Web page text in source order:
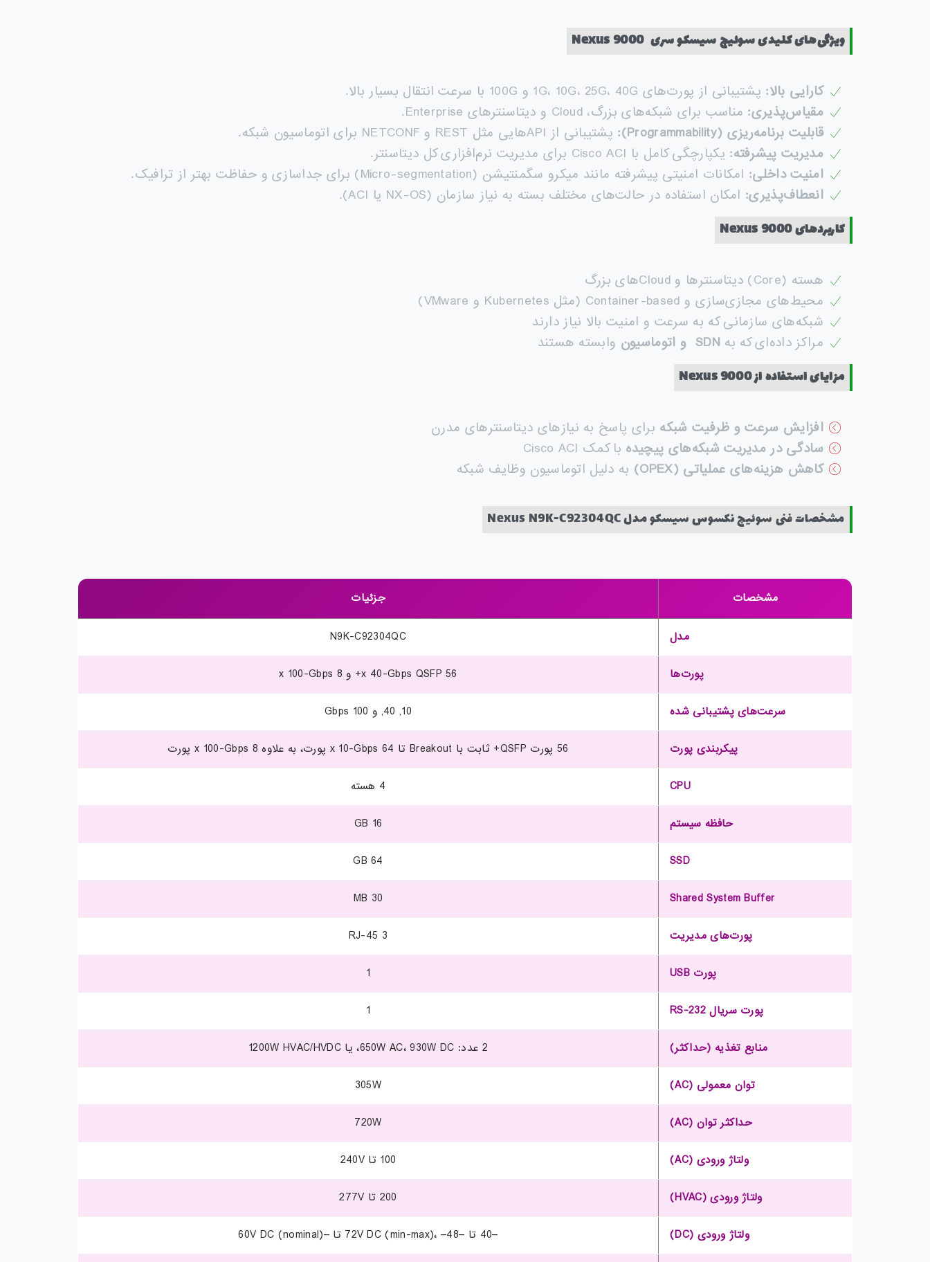
ویژگی‌های کلیدی سوئیچ سیسکو سری Nexus 9000
کارایی بالا: پشتیبانی از پورت‌های 1G، 10G، 25G، 40G و 100G با سرعت انتقال بسیار بالا.
مقیاس‌پذیری: مناسب برای شبکه‌های بزرگ، Cloud و دیتاسنترهای Enterprise.
قابلیت برنامه‌ریزی (Programmability):
پشتیبانی از APIهایی مثل REST و NETCONF برای اتوماسیون شبکه.
مدیریت پیشرفته: یکپارچگی کامل با Cisco ACI برای مدیریت نرم‌افزاری کل دیتاسنتر.
امنیت داخلی: امکانات امنیتی پیشرفته مانند میکرو سگمنتیشن (Micro-segmentation) برای جداسازی و حفاظت بهتر از ترافیک.
انعطاف‌پذیری: امکان استفاده در حالت‌های مختلف بسته به نیاز سازمان (NX-OS یا ACI).
کاربردهایNexus 9000
هسته (Core) دیتاسنترها و Cloudهای بزرگ
محیط‌های مجازی‌سازی و Container-based (مثل Kubernetes و VMware)
شبکه‌های سازمانی که به سرعت و امنیت بالا نیاز دارند
مراکز داده‌ای که به SDN و اتوماسیون وابسته هستند
مزایای استفاده ازNexus 9000
افزایش سرعت و ظرفیت شبکه برای پاسخ به نیازهای دیتاسنترهای مدرن
سادگی در مدیریت شبکه‌های پیچیده با کمک Cisco ACI
کاهش هزینه‌های عملیاتی (OPEX) به دلیل اتوماسیون وظایف شبکه
مشخصات فنی سوئیچ نکسوس سیسکو مدل Nexus N9K-C92304QC
مشخصات جزئیات
مدل N9K-C92304QC
پورت‌ها 56 x 40-Gbps QSFP+ و 8 x 100-Gbps
سرعت‌های پشتیبانی شده 10, 40, و 100 Gbps
پیکربندی پورت 56 پورت QSFP+ ثابت با Breakout تا 64 x 10-Gbps پورت، به علاوه 8 x 100-Gbps پورت
CPU 4 هسته
حافظه سیستم 16 GB
SSD
64 GB
Shared System Buffer
30 MB
پورت‌های مدیریت 3 RJ-45
پورت USB 1
پورت سریال RS-232 1
منابع تغذیه (حداکثر) 2 عدد: 650W AC، 930W DC، یا 1200W HVAC/HVDC
توان معمولی (AC) 305W
حداکثر توان (AC) 720W
ولتاژ ورودی (AC) 100 تا 240V
ولتاژ ورودی (HVAC) 200 تا 277V
ولتاژ ورودی (DC) –40 تا –72V DC (min-max)، –48 تا –60V DC (nominal)